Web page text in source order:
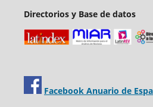
Directorios y Base de datos
Facebook Anuario de